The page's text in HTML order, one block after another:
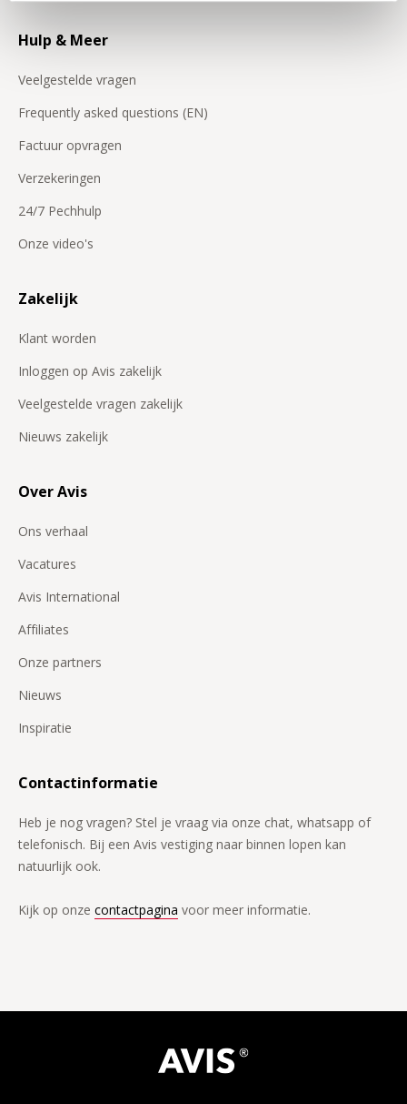
Hulp & Meer
Veelgestelde vragen
Frequently asked questions (EN)
Factuur opvragen
Verzekeringen
24/7 Pechhulp
Onze video's
Zakelijk
Klant worden
Inloggen op Avis zakelijk
Veelgestelde vragen zakelijk
Nieuws zakelijk
Over Avis
Ons verhaal
Vacatures
Avis International
Affiliates
Onze partners
Nieuws
Inspiratie
Contactinformatie
Heb je nog vragen? Stel je vraag via onze chat, whatsapp of
telefonisch. Bij een Avis vestiging naar binnen lopen kan
natuurlijk ook.
Kijk op onze contactpagina voor meer informatie.